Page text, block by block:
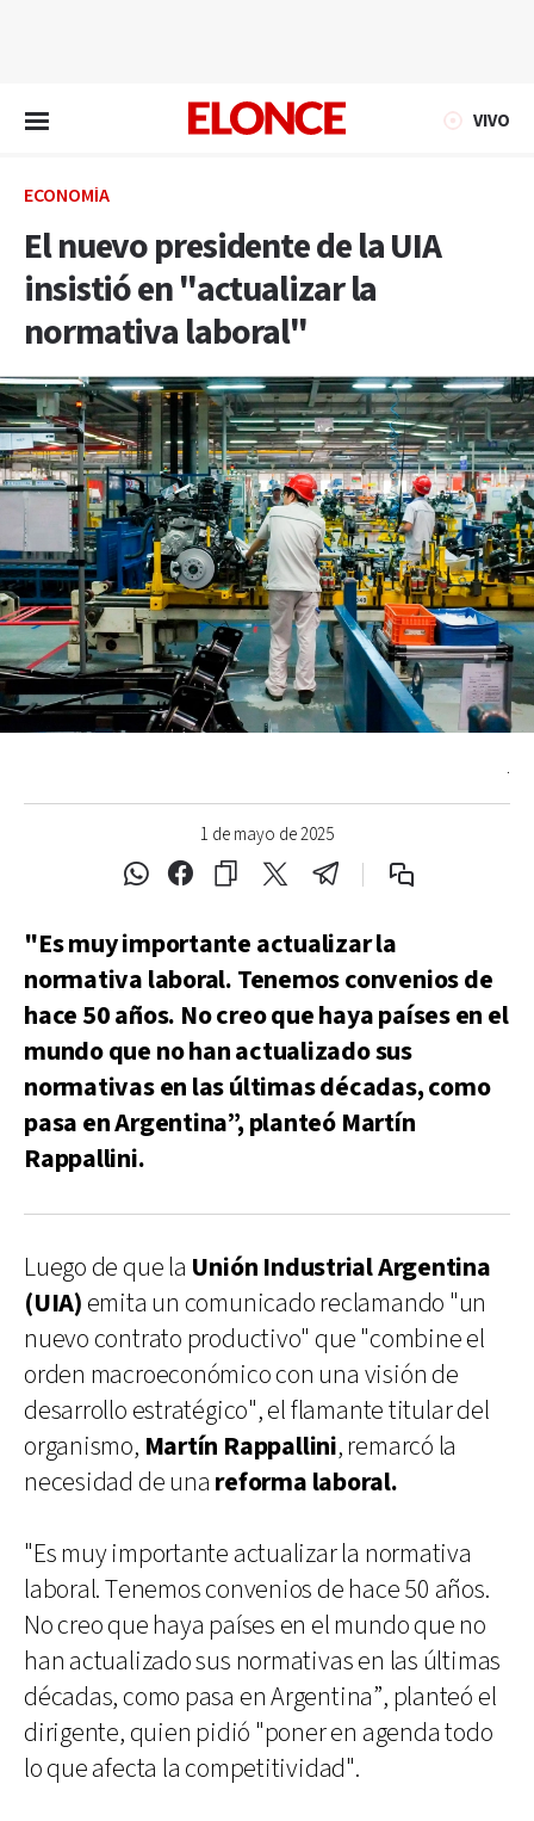
VIVO
ECONOMÍA
El nuevo presidente de la UIA
insistió en "actualizar la
normativa laboral"
1 de mayo de 2025
.
"Es muy importante actualizar la
normativa laboral. Tenemos convenios de
hace 50 años. No creo que haya países en el
mundo que no han actualizado sus
normativas en las últimas décadas, como
pasa en Argentina”, planteó Martín
Rappallini.
Luego de que la Unión Industrial Argentina
(UIA) emita un comunicado reclamando "un
nuevo contrato productivo" que "combine el
orden macroeconómico con una visión de
desarrollo estratégico", el flamante titular del
organismo, Martín Rappallini, remarcó la
necesidad de una reforma laboral.
"Es muy importante actualizar la normativa
laboral. Tenemos convenios de hace 50 años.
No creo que haya países en el mundo que no
han actualizado sus normativas en las últimas
décadas, como pasa en Argentina”, planteó el
dirigente, quien pidió "poner en agenda todo
lo que afecta la competitividad".